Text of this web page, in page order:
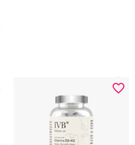
favorite_border